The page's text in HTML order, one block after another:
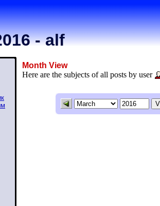
- alf
Month View
Here are the subjects of all posts by user